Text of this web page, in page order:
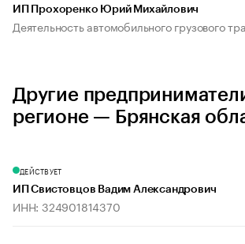
ИП Прохоренко Юрий Михайлович
Деятельность автомобильного грузового
Другие
регионе — Брянская
ДЕЙСТВУЕТ
ИП Свистовцов Вадим Александрович
ИНН: 324901814370